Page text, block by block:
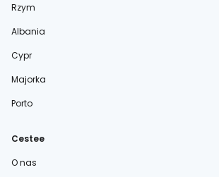
Rzym
Albania
Cypr
Majorka
Porto
Cestee
O nas